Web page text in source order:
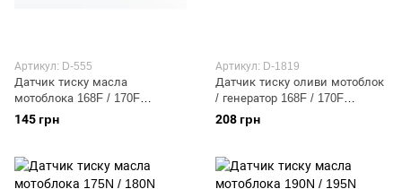
Артикул: D-555
Датчик тиску масла
мотоблока 168F / 170F
(6,5/7Hp) DIGGER
145 грн
Артикул: D-1819
Датчик тиску оливи мотоблок
/ генератор 168F / 170F
(6,5/7Hp) ZS
208 грн